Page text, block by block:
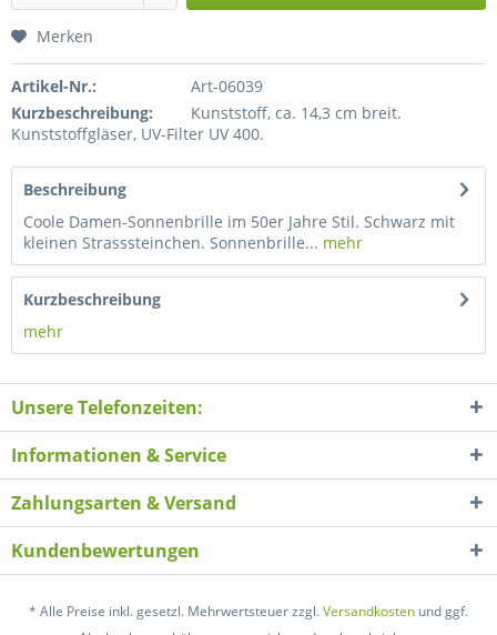
Merken
Artikel-Nr.:
Art-06039
Kurzbeschreibung:
Kunststoff, ca. 14,3 cm breit.
Kunststoffgläser, UV-Filter UV 400.
Beschreibung
Coole Damen-Sonnenbrille im 50er Jahre Stil. Schwarz mit
kleinen Strasssteinchen. Sonnenbrille... mehr
Kurzbeschreibung
mehr
Unsere Telefonzeiten:
Informationen & Service
Zahlungsarten & Versand
Kundenbewertungen
* Alle Preise inkl. gesetzl. Mehrwertsteuer zzgl.Versandkosten und ggf.